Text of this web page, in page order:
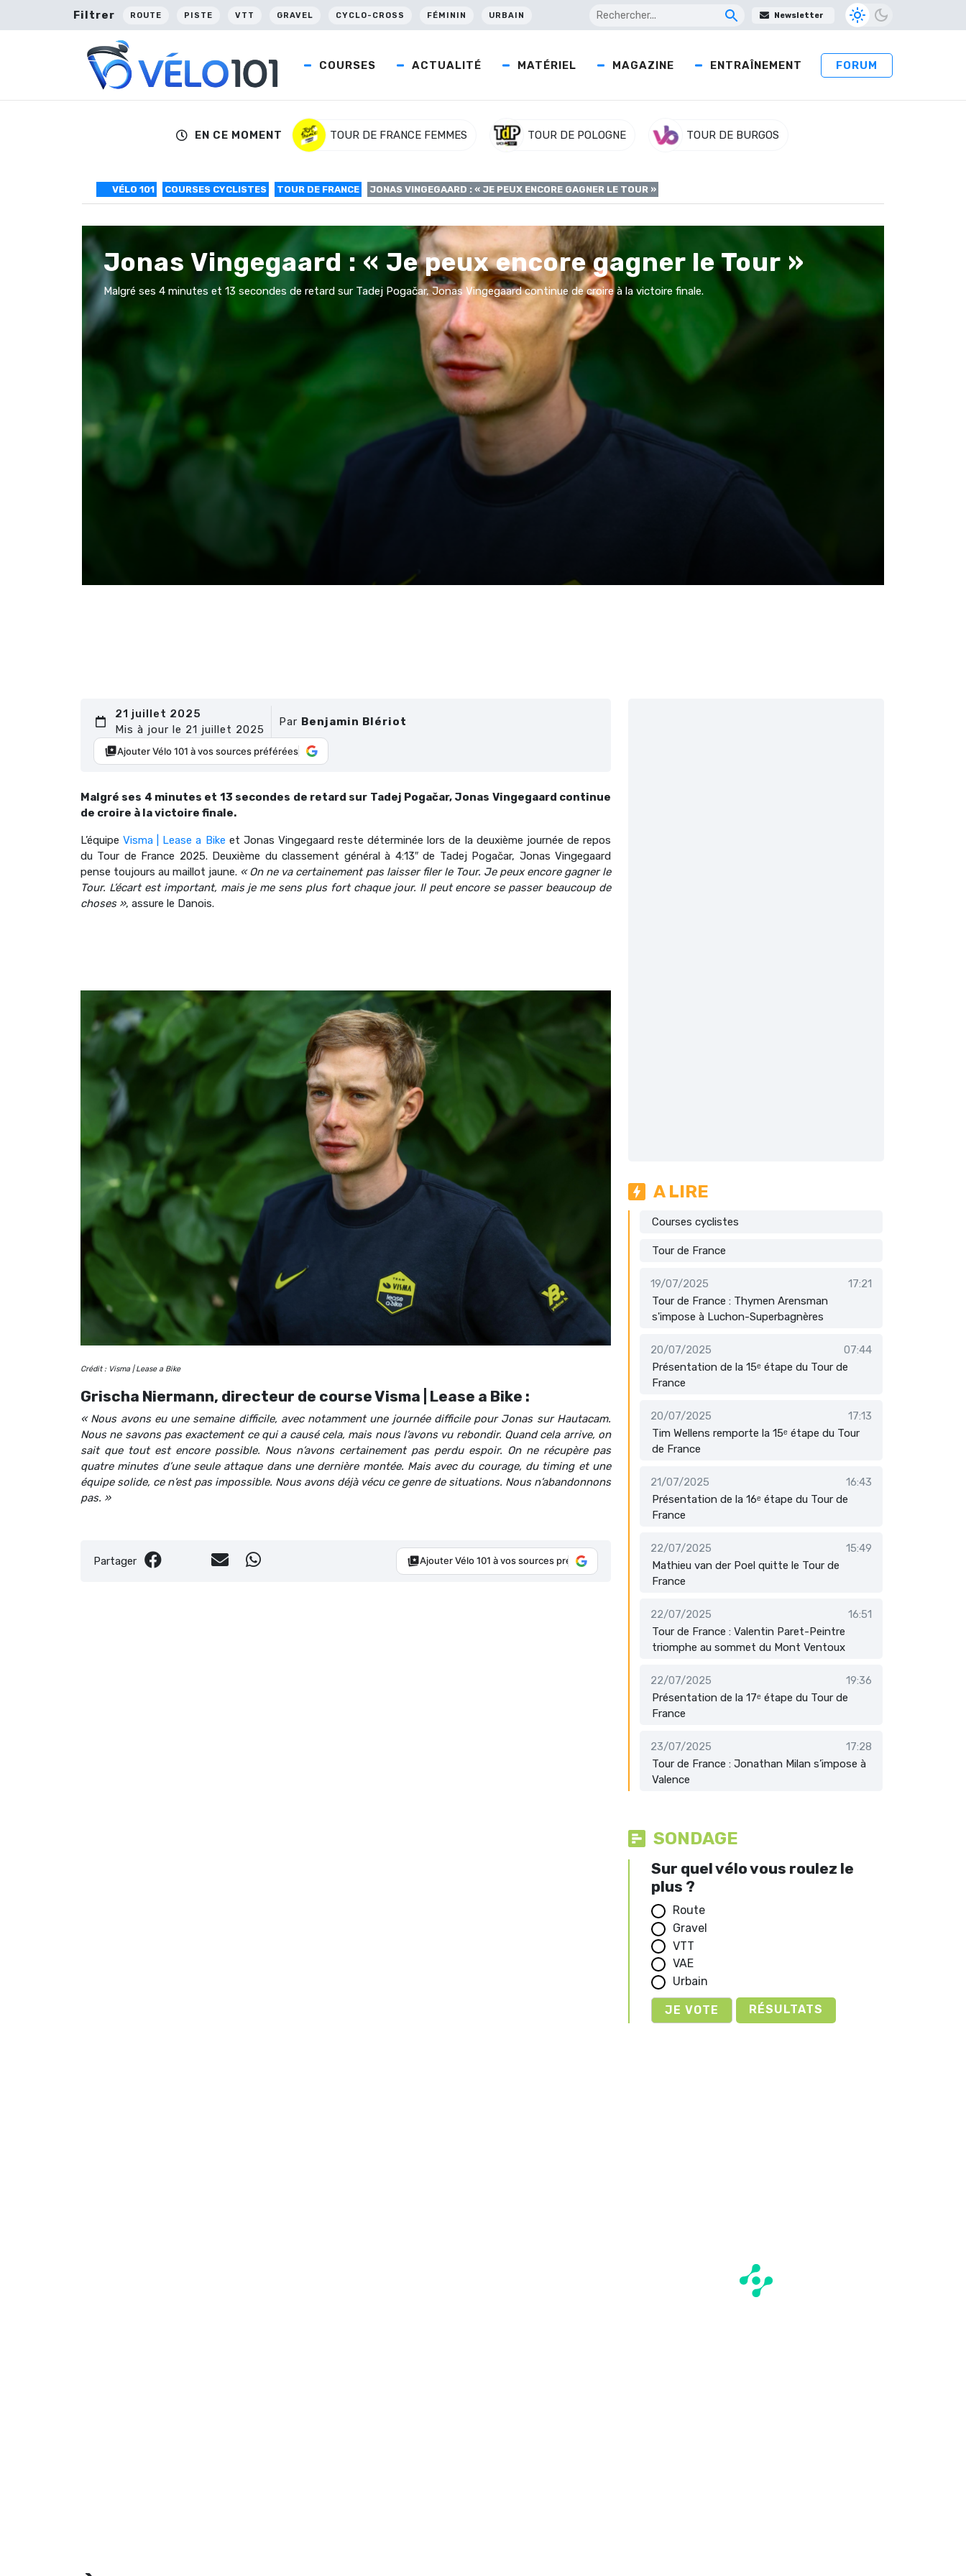
Filtrer ROUTE PISTE VTT GRAVEL CYCLO-CROSS FÉMININ URBAIN Newsletter
COURSES ACTUALITÉ MATÉRIEL MAGAZINE ENTRAÎNEMENT FORUM
EN CE MOMENT TOUR DE FRANCE FEMMES TOUR DE POLOGNE TOUR DE BURGOS
VÉLO 101 COURSES CYCLISTES TOUR DE FRANCE JONAS VINGEGAARD : « JE PEUX ENCORE GAGNER LE TOUR »
Jonas Vingegaard : « Je peux encore gagner le Tour »
Malgré ses 4 minutes et 13 secondes de retard sur Tadej Pogačar, Jonas Vingegaard continue de croire à la victoire finale.
21 juillet 2025
Mis à jour le 21 juillet 2025
Par Benjamin Blériot
Ajouter Vélo 101 à vos sources préférées
Malgré ses 4 minutes et 13 secondes de retard sur Tadej Pogačar, Jonas Vingegaard continue
de croire à la victoire finale.
L’équipeVisma | Lease a Bike et Jonas Vingegaard reste déterminée lors de la deuxième journée de repos
du Tour de France 2025. Deuxième du classement général à 4:13″ de Tadej Pogačar, Jonas Vingegaard
pense toujours au maillot jaune. « On ne va certainement pas laisser filer le Tour. Je peux encore gagner le
Tour. L’écart est important, mais je me sens plus fort chaque jour. Il peut encore se passer beaucoup de
choses », assure le Danois.
Crédit : Visma | Lease a Bike
Grischa Niermann, directeur de course Visma | Lease a Bike :
« Nous avons eu une semaine difficile, avec notamment une journée difficile pour Jonas sur Hautacam.
Nous ne savons pas exactement ce qui a causé cela, mais nous l’avons vu rebondir. Quand cela arrive, on
sait que tout est encore possible. Nous n’avons certainement pas perdu espoir. On ne récupère pas
quatre minutes d’une seule attaque dans une dernière montée. Mais avec du courage, du timing et une
équipe solide, ce n’est pas impossible. Nous avons déjà vécu ce genre de situations. Nous n’abandonnons
pas. »
Partager Ajouter Vélo 101 à vos sources préférées
A LIRE
Courses cyclistes
Tour de France
19/07/2025
17:21
Tour de France : Thymen Arensman
s'impose à Luchon-Superbagnères
20/07/2025
07:44
Présentation de la 15ᵉ étape du Tour de
France
20/07/2025
17:13
Tim Wellens remporte la 15ᵉ étape du Tour
de France
21/07/2025
16:43
Présentation de la 16ᵉ étape du Tour de
France
22/07/2025
15:49
Mathieu van der Poel quitte le Tour de
France
22/07/2025
16:51
Tour de France : Valentin Paret-Peintre
triomphe au sommet du Mont Ventoux
22/07/2025
19:36
Présentation de la 17ᵉ étape du Tour de
France
23/07/2025
17:28
Tour de France : Jonathan Milan s’impose à
Valence
SONDAGE
Sur quel vélo vous roulez le
plus ?
Route
Gravel
VTT
VAE
Urbain
RÉSULTATS